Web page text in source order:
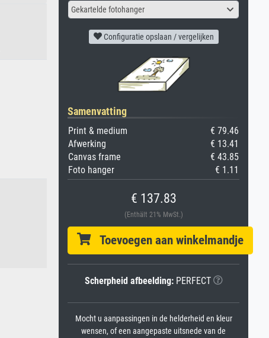
Gekartelde fotohanger
Configuratie opslaan / vergelijken
Samenvatting
Print & medium
€ 79.46
Afwerking
€ 13.41
Canvas frame
€ 43.85
Foto hanger
€ 1.11
€ 137.83
(Enthält 21% MwSt.)
Toevoegen aan winkelmandje
Scherpheid afbeelding:PERFECT
Mocht u aanpassingen in de helderheid en kleur
wensen, of een aangepaste uitsnede van de